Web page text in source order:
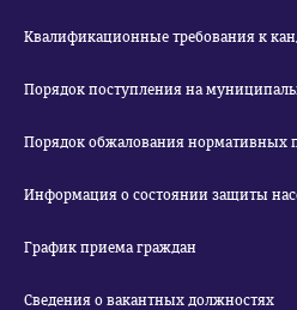
Квалификационные требования к
Порядок поступления на
Порядок обжалования нормативных
Информация о состоянии защиты
График приема граждан
Сведения о вакантных должностях